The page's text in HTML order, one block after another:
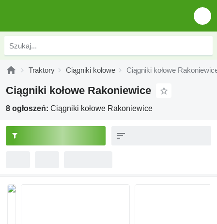
Traktory Ciągniki kołowe Ciągniki kołowe
Ciągniki kołowe Rakoniewice
8 ogłoszeń: Ciągniki kołowe Rakoniewice